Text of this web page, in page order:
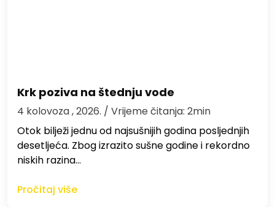
Krk poziva na štednju vode
4 kolovoza , 2026. / Vrijeme čitanja: 2min
Otok bilježi jednu od najsušnijih godina posljednjih
desetljeća. Zbog izrazito sušne godine i rekordno
niskih razina…
Pročitaj više